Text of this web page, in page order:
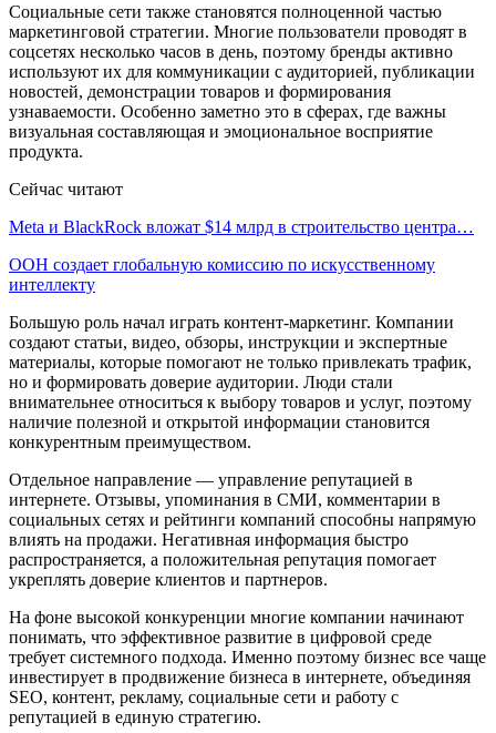
Социальные сети также становятся полноценной частью
маркетинговой стратегии. Многие пользователи проводят в
соцсетях несколько часов в день, поэтому бренды активно
используют их для коммуникации с аудиторией, публикации
новостей, демонстрации товаров и формирования
узнаваемости. Особенно заметно это в сферах, где важны
визуальная составляющая и эмоциональное восприятие
продукта.
Сейчас читают
Meta и BlackRock вложат $14 млрд в строительство центра…
ООН создает глобальную комиссию по искусственному
интеллекту
Большую роль начал играть контент-маркетинг. Компании
создают статьи, видео, обзоры, инструкции и экспертные
материалы, которые помогают не только привлекать трафик,
но и формировать доверие аудитории. Люди стали
внимательнее относиться к выбору товаров и услуг, поэтому
наличие полезной и открытой информации становится
конкурентным преимуществом.
Отдельное направление — управление репутацией в
интернете. Отзывы, упоминания в СМИ, комментарии в
социальных сетях и рейтинги компаний способны напрямую
влиять на продажи. Негативная информация быстро
распространяется, а положительная репутация помогает
укреплять доверие клиентов и партнеров.
На фоне высокой конкуренции многие компании начинают
понимать, что эффективное развитие в цифровой среде
требует системного подхода. Именно поэтому бизнес все чаще
инвестирует в продвижение бизнеса в интернете, объединяя
SEO, контент, рекламу, социальные сети и работу с
репутацией в единую стратегию.